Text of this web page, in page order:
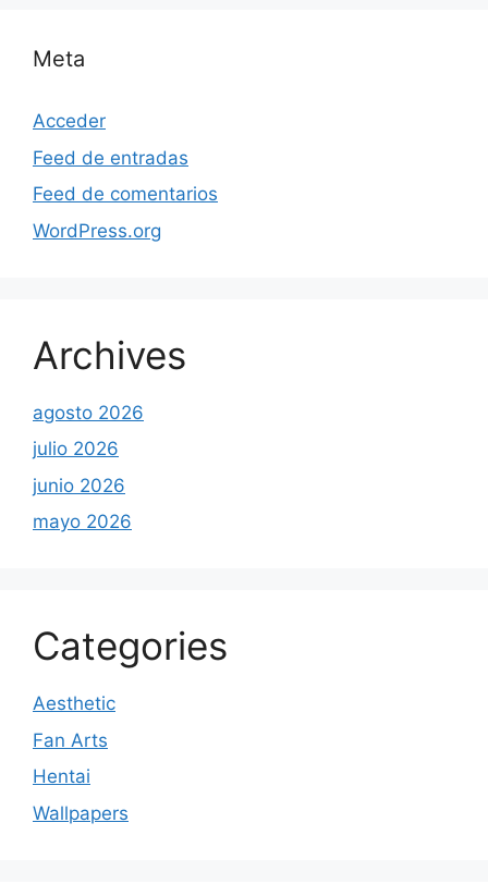
Meta
Acceder
Feed de entradas
Feed de comentarios
WordPress.org
Archives
agosto 2026
julio 2026
junio 2026
mayo 2026
Categories
Aesthetic
Fan Arts
Hentai
Wallpapers